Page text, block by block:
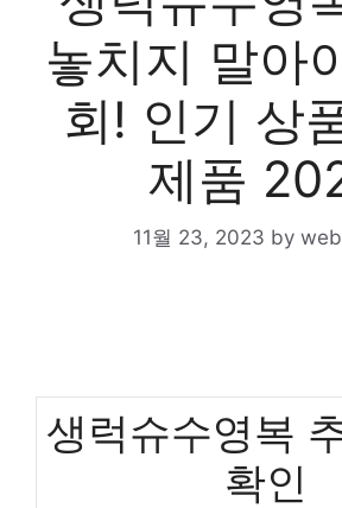
놓치지 말아
회! 인기 상
제품
11월 23, 2023 by
생럭슈수영복
확인